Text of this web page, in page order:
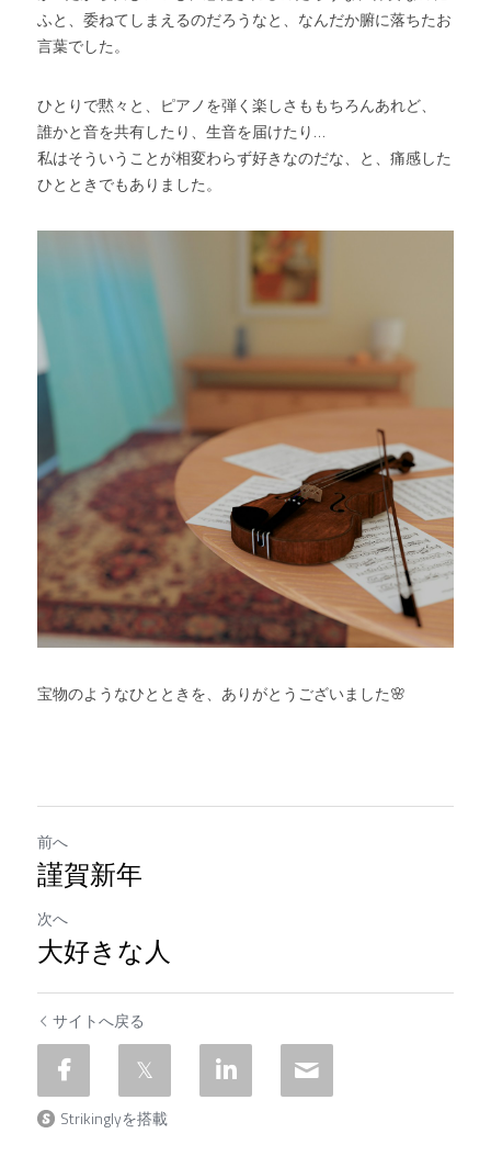
ふと、委ねてしまえるのだろうなと、なんだか腑に落ちたお
言葉でした。
ひとりで黙々と、ピアノを弾く楽しさももちろんあれど、
誰かと音を共有したり、生音を届けたり…
私はそういうことが相変わらず好きなのだな、と、痛感した
ひとときでもありました。
宝物のようなひとときを、ありがとうございました🌸
前へ
謹賀新年
次へ
大好きな人
サイトへ戻る
Strikinglyを搭載